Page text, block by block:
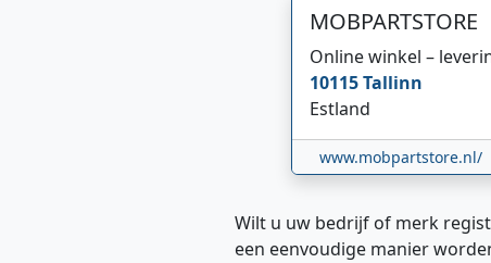
MOBPARTSTORE
Online winkel –
10115Tallinn
Estland
www.mobpartstore.nl/
Wilt u uw bedrijf of merk
een eenvoudige manier